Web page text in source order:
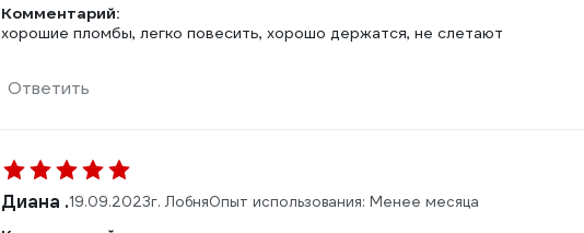
Комментарий:
хорошие пломбы, легко повесить, хорошо держатся, не слетают
Ответить
Диана .19.09.2023г. ЛобняОпыт использования: Менее месяца